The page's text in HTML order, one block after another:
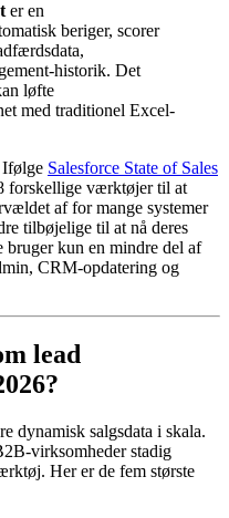
er en
beriger, scorer
historik. Det
løfte
med traditionel Excel-
Ifølge Salesforce State of Sales
forskellige værktøjer til at
af for mange systemer
tilbøjelige til at nå deres
kun en mindre del af
CRM-opdatering og
lead
dynamisk salgsdata i skala.
virksomheder stadig
Her er de fem største